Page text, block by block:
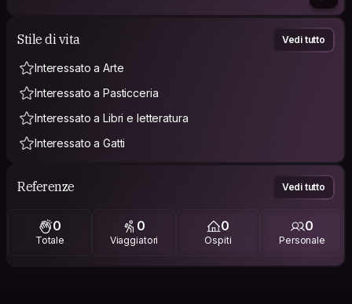
Stile di vita Vedi tutto
Interessato a Arte
Interessato a Pasticceria
Interessato a Libri e letteratura
Interessato a Gatti
Referenze Vedi tutto
0
Totale
0
Viaggiatori
0
Ospiti
0
Personale